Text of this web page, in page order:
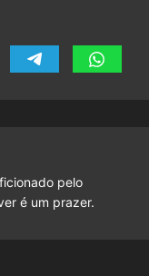
pelo
é um prazer.